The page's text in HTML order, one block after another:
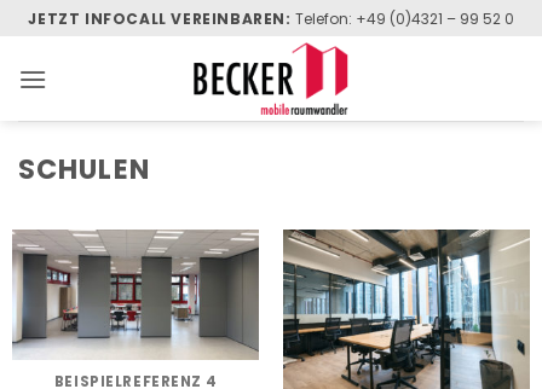
Zum
springen
JETZT INFOCALL VEREINBAREN: Telefon: +49 (0)4321 – 99 52 0
SCHULEN
BEISPIELREFERENZ 4